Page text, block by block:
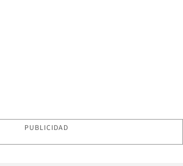
PUBLICIDAD